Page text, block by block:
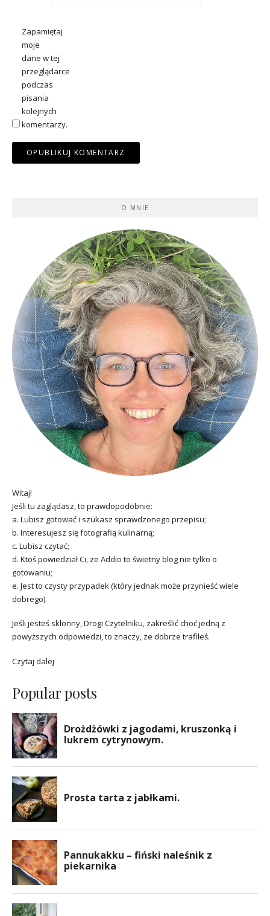
Zapamiętaj
moje
dane w tej
przeglądarce
podczas
pisania
kolejnych
komentarzy.
O MNIE
Witaj!
Jeśli tu zaglądasz, to prawdopodobnie:
a. Lubisz gotować i szukasz sprawdzonego przepisu;
b. Interesujesz się fotografią kulinarną;
c. Lubisz czytać;
d. Ktoś powiedział Ci, ze Addio to świetny blog nie tylko o
gotowaniu;
e. Jest to czysty przypadek (który jednak może przynieść wiele
dobrego).
Jeśli jesteś skłonny, Drogi Czytelniku, zakreślić choć jedną z
powyższych odpowiedzi, to znaczy, ze dobrze trafiłeś.
Czytaj dalej
Popular posts